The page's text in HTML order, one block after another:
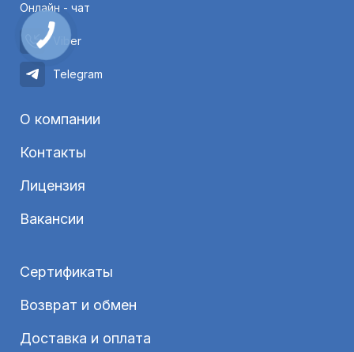
Онлайн - чат
Viber
Telegram
О компании
Контакты
Лицензия
Вакансии
Сертификаты
Возврат и обмен
Доставка и оплата